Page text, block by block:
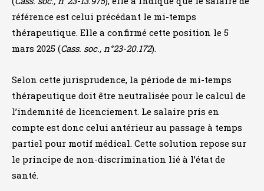
référence est celui précédant le mi-temps
thérapeutique. Elle a confirmé cette position le 5
mars 2025 (Cass. soc., n°23-20.172).
Selon cette jurisprudence, la période de mi-temps
thérapeutique doit être neutralisée pour le calcul de
l’indemnité de licenciement. Le salaire pris en
compte est donc celui antérieur au passage à temps
partiel pour motif médical. Cette solution repose sur
le principe de non-discrimination lié à l’état de
santé.